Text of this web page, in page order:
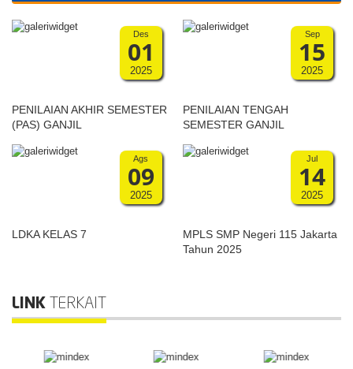
Des
01
2025
PENILAIAN AKHIR SEMESTER
(PAS) GANJIL
Sep
15
2025
PENILAIAN TENGAH
SEMESTER GANJIL
Ags
09
2025
LDKA KELAS 7
Jul
14
2025
MPLS SMP Negeri 115 Jakarta
Tahun 2025
LINK TERKAIT